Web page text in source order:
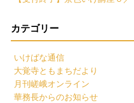
カテゴリー
いけばな通信
大覚寺ともまちだより
月刊嵯峨オンライン
華務長からのお知らせ